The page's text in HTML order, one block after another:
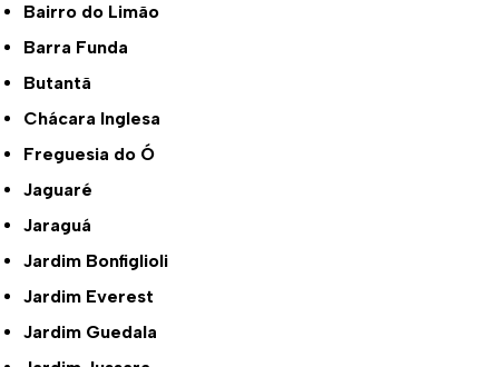
Bairro do Limão
Barra Funda
Butantã
Chácara Inglesa
Freguesia do Ó
Jaguaré
Jaraguá
Jardim Bonfiglioli
Jardim Everest
Jardim Guedala